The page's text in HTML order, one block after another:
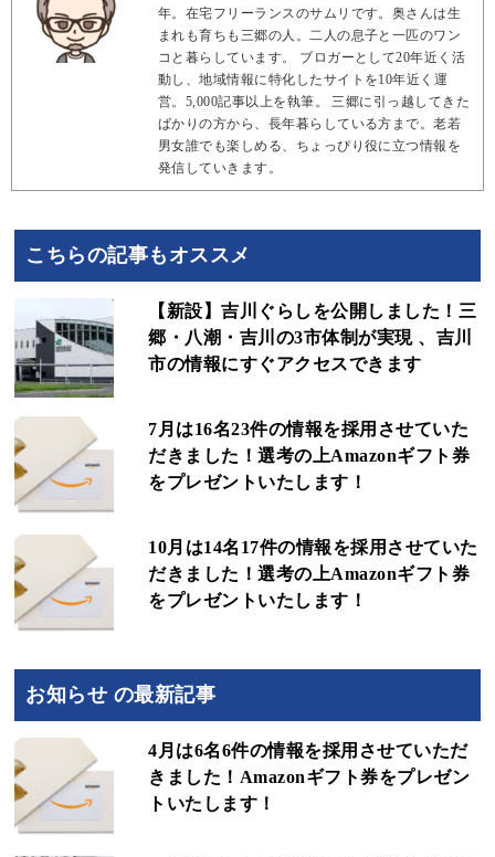
年。在宅フリーランスのサムリです。奥さんは生
まれも育ちも三郷の人。二人の息子と一匹のワン
コと暮らしています。 ブロガーとして20年近く活
動し、地域情報に特化したサイトを10年近く運
営。5,000記事以上を執筆。 三郷に引っ越してきた
ばかりの方から、長年暮らしている方まで。老若
男女誰でも楽しめる、ちょっぴり役に立つ情報を
発信していきます。
こちらの記事もオススメ
【新設】吉川ぐらしを公開しました！三
郷・八潮・吉川の3市体制が実現 、吉川
市の情報にすぐアクセスできます
7月は16名23件の情報を採用させていた
だきました！選考の上Amazonギフト券
をプレゼントいたします！
10月は14名17件の情報を採用させていた
だきました！選考の上Amazonギフト券
をプレゼントいたします！
お知らせ の最新記事
4月は6名6件の情報を採用させていただ
きました！Amazonギフト券をプレゼン
トいたします！